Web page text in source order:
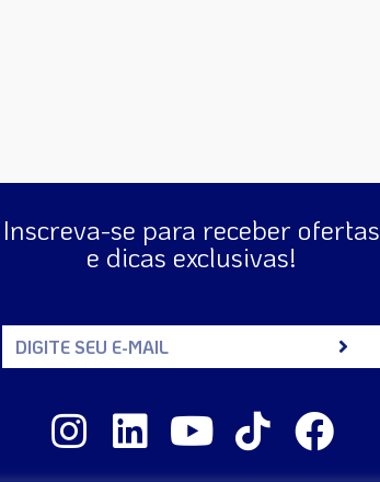
Inscreva-se para receber ofertas
e dicas exclusivas!